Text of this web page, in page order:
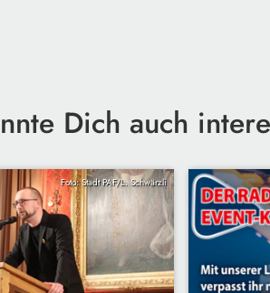
Dich auch
Foto: Stadt PAF/L. Schwärzli